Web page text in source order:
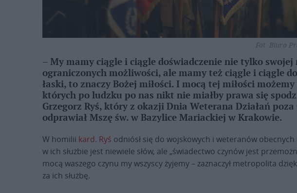
Fot. Biuro
– My mamy ciągle i ciągle doświadczenie nie tylko
ograniczonych możliwości, ale mamy też ciągle i ciągle
łaski, to znaczy Bożej miłości. I mocą tej miłości
których po ludzku po nas nikt nie miałby prawa się
Grzegorz Ryś, który z okazji Dnia Weterana Działań
odprawiał Mszę św. w Bazylice Mariackiej w Krakowie.
W homilii kard. Ryś odniósł się do wojskowych i weteranów obecnych
w ich służbie jest niewiele słów, ale „świadectwo czynów jest
mocą waszego czynu my wszyscy żyjemy – zaznaczył metropolita
za ich służbę.